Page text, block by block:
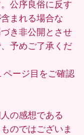
公序良俗に反す
まれる場合な
き非公開とさせ
予めご了承くだ
ページ目 をご確認
の感想である
のではございま